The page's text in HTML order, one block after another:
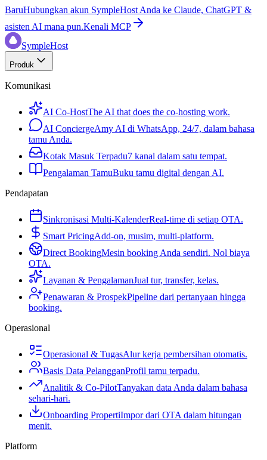
BaruHubungkan akun SympleHost Anda ke Claude, ChatGPT &
asisten AI mana pun.Kenali MCP
SympleHost
Produk
Komunikasi
AI Co-HostThe AI that does the co-hosting work.
AI ConciergeAmy AI di WhatsApp, 24/7, dalam bahasa
tamu Anda.
Kotak Masuk Terpadu7 kanal dalam satu tempat.
Pengalaman TamuBuku tamu digital dengan AI.
Pendapatan
Sinkronisasi Multi-KalenderReal-time di setiap OTA.
Smart PricingAdd-on, musim, multi-platform.
Direct BookingMesin booking Anda sendiri. Nol biaya
OTA.
Layanan & PengalamanJual tur, transfer, kelas.
Penawaran & ProspekPipeline dari pertanyaan hingga
booking.
Operasional
Operasional & TugasAlur kerja pembersihan otomatis.
Basis Data PelangganProfil tamu terpadu.
Analitik & Co-PilotTanyakan data Anda dalam bahasa
sehari-hari.
Onboarding PropertiImpor dari OTA dalam hitungan
menit.
Platform